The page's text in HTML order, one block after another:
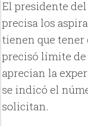
El presidente del
precisa los
tienen que tener
precisó límite de
aprecian la
se indicó el
solicitan.